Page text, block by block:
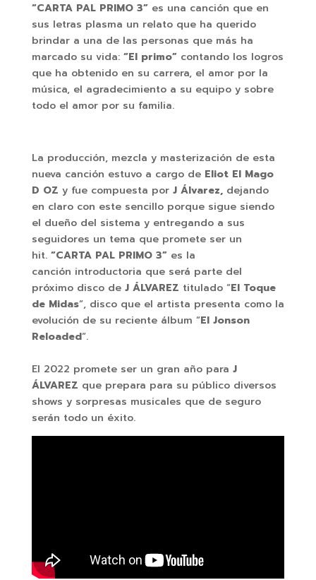
“CARTA PAL PRIMO 3” es una canción que en
sus letras plasma un relato que ha querido
brindar a una de las personas que más ha
marcado su vida: “El primo”contando los logros
que ha obtenido en su carrera, el amor por la
música, el agradecimiento a su equipo y sobre
todo el amor por su familia.
La producción, mezcla y masterización de esta
nueva canción estuvo a cargo de Eliot El Mago
D OZ y fue compuesta por J Álvarez,dejando
en claro con este sencillo porque sigue siendo
el dueño del sistema y entregando a sus
seguidores un tema que promete ser un
hit. “CARTA PAL PRIMO 3”es la
canción introductoria que será parte del
próximo disco de J ÁLVAREZ titulado “El Toque
de Midas“, disco que el artista presenta como la
evolución de su reciente álbum “El Jonson
Reloaded“.
El 2022 promete ser un gran año para J
ÁLVAREZ que prepara para su público diversos
shows y sorpresas musicales que de seguro
serán todo un éxito.